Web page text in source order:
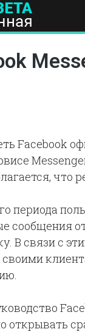
ЭКОНОМИКА
Facebook
что
периода
сообщения
В связи с
своими
открывать